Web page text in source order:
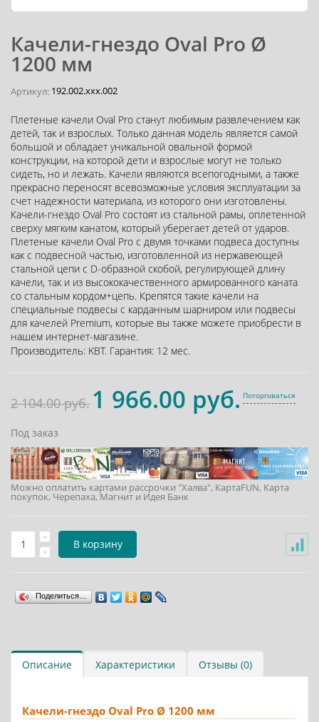
Качели-гнездо Oval Pro Ø
1200 мм
Артикул: 192.002.xxx.002
Плетеные качели Oval Pro станут любимым развлечением как
детей, так и взрослых. Только данная модель является самой
большой и обладает уникальной овальной формой
конструкции, на которой дети и взрослые могут не только
сидеть, но и лежать. Качели являются всепогодными, а также
прекрасно переносят всевозможные условия эксплуатации за
счет надежности материала, из которого они изготовлены.
Качели-гнездо Oval Pro состоят из стальной рамы, оплетенной
сверху мягким канатом, который уберегает детей от ударов.
Плетеные качели Oval Pro c двумя точками подвеса доступны
как с подвесной частью, изготовленной из нержавеющей
стальной цепи с D-образной скобой, регулирующей длину
качели, так и из высококачественного армированного каната
со стальным кордом+цепь. Крепятся такие качели на
специальные подвесы с карданным шарниром или подвесы
для качелей Premium, которые вы также можете приобрести в
нашем интернет-магазине.
Производитель: KBT. Гарантия: 12 мес.
2 104.00 руб. 1 966.00 руб. Поторговаться
Под заказ
Можно оплатить картами рассрочки "Халва", КартаFUN, Карта
покупок, Черепаха, Магнит и Идея Банк
В корзину
Поделиться…
Описание Характеристики Отзывы (0)
Качели-гнездо Oval Pro Ø 1200 мм